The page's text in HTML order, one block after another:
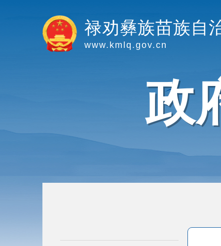
禄劝彝族苗族自
www.kmlq.gov.cn
政